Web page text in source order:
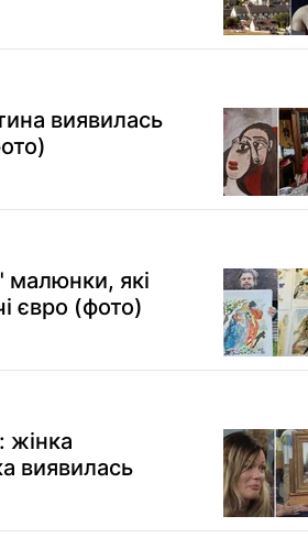
виявилась
малюнки, які
євро (фото)
жінка
виявилась